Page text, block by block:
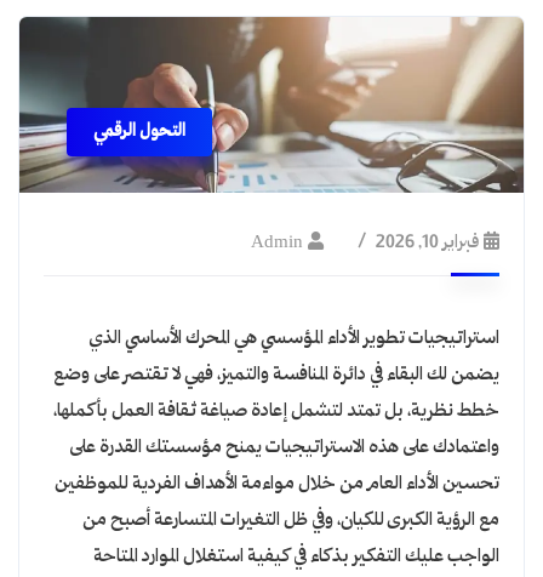
التحول الرقمي
فبراير 10, 2026 Admin
استراتيجيات تطوير الأداء المؤسسي هي المحرك الأساسي الذي
يضمن لك البقاء في دائرة المنافسة والتميز، فهي لا تقتصر على وضع
خطط نظرية، بل تمتد لتشمل إعادة صياغة ثقافة العمل بأكملها،
واعتمادك على هذه الاستراتيجيات يمنح مؤسستك القدرة على
تحسين الأداء العام من خلال مواءمة الأهداف الفردية للموظفين
مع الرؤية الكبرى للكيان، وفي ظل التغيرات المتسارعة أصبح من
الواجب عليك التفكير بذكاء في كيفية استغلال الموارد المتاحة